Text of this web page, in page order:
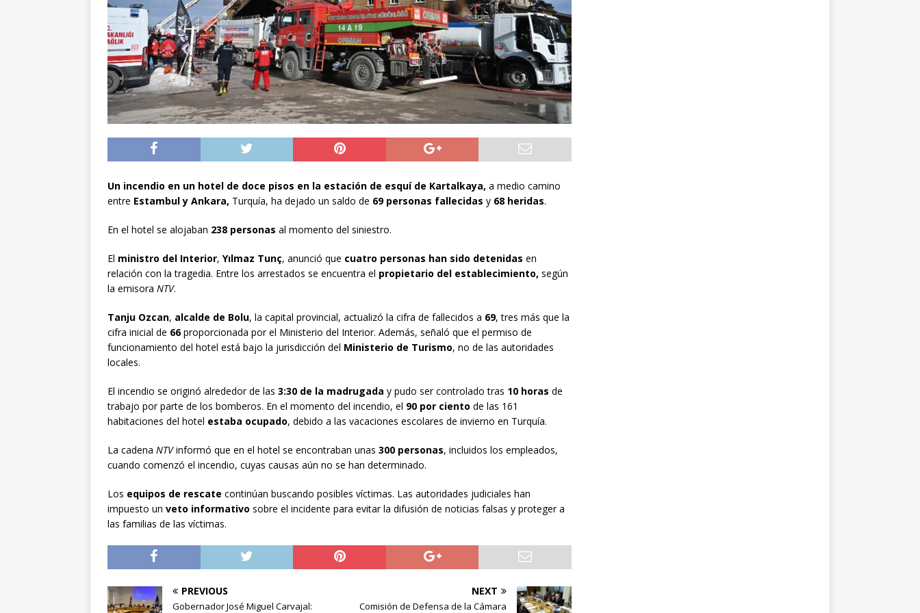
[ 05/08/2026 ] A 1.666 becados se les pago los estudios en el extranjero y nunca
volvieron a Chile
POLICIAL
[ 05/08/2026 ] La propuesta del Gobierno que busca facilitar el ingreso a Carabineros
desde los 17 años
NACIONAL
[ 07/08/2026 ] Kast arribó a Colombia para asistir a la asunción de Abelardo de la
Un incendio en un hotel de doce pisos en la estación de esquí de Kartalkaya, a medio camino
entre Estambul y Ankara, Turquía, ha dejado un saldo de 69 personas fallecidas y 68 heridas.
En el hotel se alojaban 238 personas al momento del siniestro.
El ministro del Interior, Yılmaz Tunç, anunció que cuatro personas han sido detenidas en
relación con la tragedia. Entre los arrestados se encuentra el propietario del establecimiento, según
la emisora NTV.
Tanju Ozcan, alcalde de Bolu, la capital provincial, actualizó la cifra de fallecidos a 69, tres más que la
cifra inicial de 66proporcionada por el Ministerio del Interior. Además, señaló que el permiso de
funcionamiento del hotel está bajo la jurisdicción del Ministerio de Turismo, no de las autoridades
locales.
El incendio se originó alrededor de las 3:30 de la madrugada y pudo ser controlado tras 10 horas de
trabajo por parte de los bomberos. En el momento del incendio, el 90 por ciento de las 161
habitaciones del hotel estaba ocupado, debido a las vacaciones escolares de invierno en Turquía.
La cadena NTVinformó que en el hotel se encontraban unas 300 personas, incluidos los empleados,
cuando comenzó el incendio, cuyas causas aún no se han determinado.
Los equipos de rescate continúan buscando posibles víctimas. Las autoridades judiciales han
impuesto un veto informativo sobre el incidente para evitar la difusión de noticias falsas y proteger a
las familias de las víctimas.
PREVIOUS
Gobernador José Miguel Carvajal:
NEXT
Comisión de Defensa de la Cámara